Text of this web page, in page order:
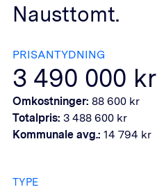
Nausttomt.
PRISANTYDNING
3 490 000 kr
Omkostninger: 88 600 kr
Totalpris: 3 488 600 kr
Kommunale avg.: 14 794 kr
TYPE